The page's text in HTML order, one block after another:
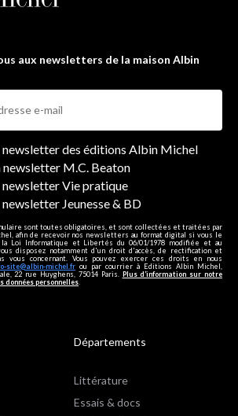
aux newsletters de la maison Albin
newsletter des éditions Albin Michel
newsletter M.C. Beaton
newsletter Vie pratique
newsletter Jeunesse & BD
sont toutes obligatoires, et sont collectées et traitées par
afin de recevoir nos newsletters au format digital si vous le
la Loi Informatique et Libertés du 06/01/1978 modifiée et au
disposez notamment d'un droit d'accès, de rectification et
vous concernant. Vous pouvez exercer ces droits en nous
site@albin-michel.fr ou par courrier à Editions Albin Michel,
22 rue Huyghens, 75014 Paris. Plus d’information sur notre
données personnelles
Départements
Littérature
Essais & docs